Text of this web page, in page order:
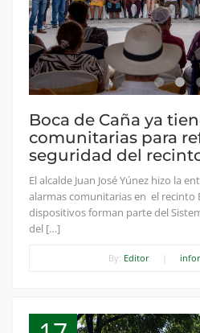
Boca de Caña ya
comunitarias para
seguridad del
El alcalde Juan José Yúnez hizo la
alarmas comunitarias en el recinto
dispositivos forman parte del
del […]
By: Editor